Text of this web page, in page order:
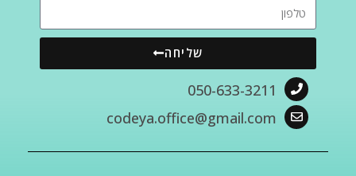
שליחה
050-633-3211
codeya.office@gmail.com